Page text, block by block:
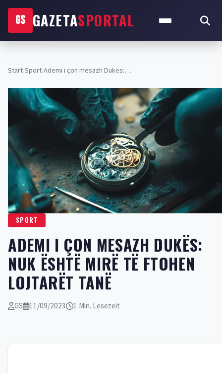
GS GAZETASPORTAL
Start›Sport›Ademi i çon mesazh Dukës:…
SPORT
ADEMI I ÇON MESAZH DUKËS:
NUK ËSHTË MIRË TË FTOHEN
LOJTARËT TANË
GS 11/09/2023 1 Min. Lesezeit